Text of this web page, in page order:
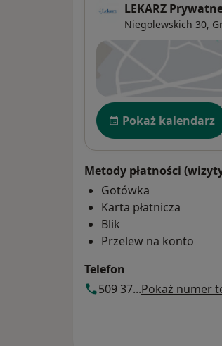
LEKARZ
Niegolewskich 30,
Dostępność
Pokaż kalendarz
Metody płatności
Gotówka
Karta płatnicza
Blik
Przelew na konto
Telefon
509 37...Pokaż numer